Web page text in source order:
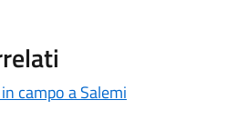
campo a Salemi